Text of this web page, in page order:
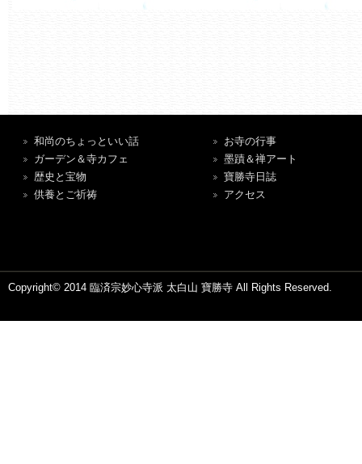
和尚のちょっといい話
ガーデン＆寺カフェ
歴史と宝物
供養とご祈祷
お寺の行事
墨蹟＆禅アート
寶勝寺日誌
アクセス
Copyright© 2014 臨済宗妙心寺派 太白山 寶勝寺 All Rights Reserved.